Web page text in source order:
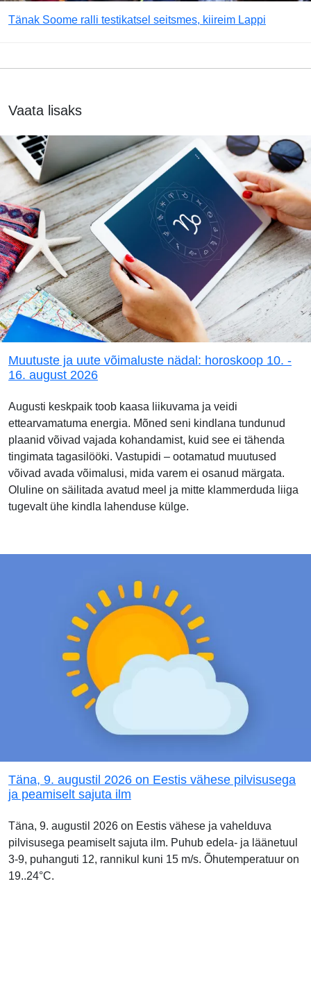
Tänak Soome ralli testikatsel seitsmes, kiireim Lappi
Vaata lisaks
Muutuste ja uute võimaluste nädal: horoskoop 10. -
16. august 2026
Augusti keskpaik toob kaasa liikuvama ja veidi
ettearvamatuma energia. Mõned seni kindlana tundunud
plaanid võivad vajada kohandamist, kuid see ei tähenda
tingimata tagasilööki. Vastupidi – ootamatud muutused
võivad avada võimalusi, mida varem ei osanud märgata.
Oluline on säilitada avatud meel ja mitte klammerduda liiga
tugevalt ühe kindla lahenduse külge.
Täna, 9. augustil 2026 on Eestis vähese pilvisusega
ja peamiselt sajuta ilm
Täna, 9. augustil 2026 on Eestis vähese ja vahelduva
pilvisusega peamiselt sajuta ilm. Puhub edela- ja läänetuul
3-9, puhanguti 12, rannikul kuni 15 m/s. Õhutemperatuur on
19..24°C.